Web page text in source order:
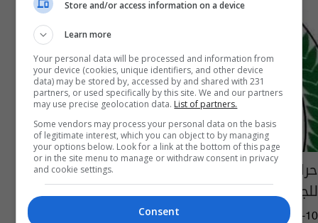
حراك رياضي لإنجاح المؤتمر الاستثنائي المقبل
للجمعية العمومية للجنة الأولمبية
08:07 | 2020-08-10
Store and/or access information on a device
Learn more
Your personal data will be processed and information from
your device (cookies, unique identifiers, and other device
data) may be stored by, accessed by and shared with 231
partners, or used specifically by this site. We and our partners
may use precise geolocation data. List of partners.
Some vendors may process your personal data on the basis
of legitimate interest, which you can object to by managing
your options below. Look for a link at the bottom of this page
or in the site menu to manage or withdraw consent in privacy
and cookie settings.
Consent